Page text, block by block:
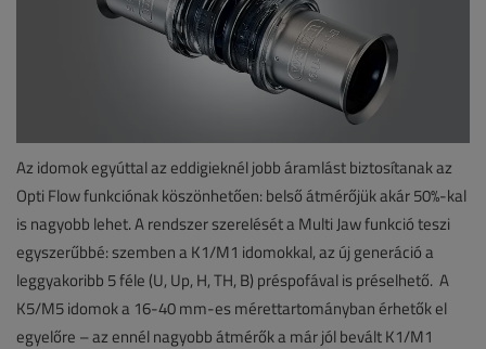
Az idomok egyúttal az eddigieknél jobb áramlást biztosítanak az
Opti Flow funkciónak köszönhetően: belső átmérőjük akár 50%-kal
is nagyobb lehet. A rendszer szerelését a Multi Jaw funkció teszi
egyszerűbbé: szemben a K1/M1 idomokkal, az új generáció a
leggyakoribb 5 féle (U, Up, H, TH, B) préspofával is préselhető. A
K5/M5 idomok a 16-40 mm-es mérettartományban érhetők el
egyelőre – az ennél nagyobb átmérők a már jól bevált K1/M1